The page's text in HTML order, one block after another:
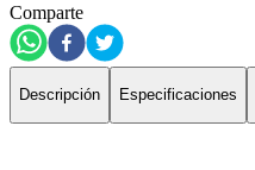
Comparte
Descripción Especificaciones